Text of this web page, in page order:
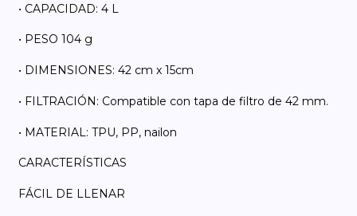
• CAPACIDAD: 4 L
• PESO 104 g
• DIMENSIONES: 42 cm x 15cm
• FILTRACIÓN: Compatible con tapa de filtro de 42 mm.
• MATERIAL: TPU, PP, nailon
CARACTERÍSTICAS
FÁCIL DE LLENAR